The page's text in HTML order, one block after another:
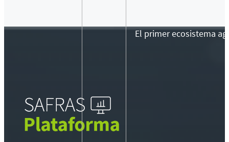
El primer ecosistema